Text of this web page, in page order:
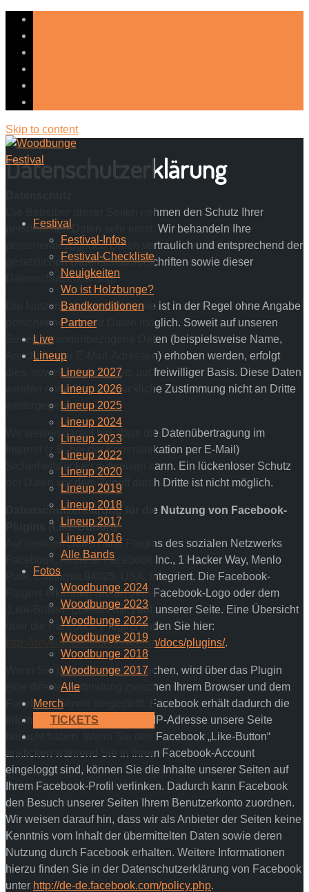
Skip to content
Festival
Festival-Infos
Festival-Checkliste
Neuigkeiten
Wo ist Holzbunge?
Bandkonditionen
Partner
Live
Lineup
Lineup 2027
Lineup 2026
Lineup 2025
Lineup 2024
Lineup 2023
Lineup 2022
Lineup 2020
Lineup 2019
Lineup 2018
Lineup 2017
Lineup 2016
Alle Bands
Fotos
Woodbunge 2024
Woodbunge 2023
Woodbunge 2022
Woodbunge 2019
Woodbunge 2018
Woodbunge 2017
Alle
Merch
TICKETS
Datenschutzerklärung
Die Betreiber dieser Seiten nehmen den Schutz Ihrer
persönlichen Daten sehr ernst. Wir behandeln Ihre
personenbezogenen Daten vertraulich und entsprechend der
gesetzlichen Datenschutzvorschriften sowie dieser
Datenschutzerklärung.
Die Nutzung unserer Webseite ist in der Regel ohne Angabe
personenbezogener Daten möglich. Soweit auf unseren
Seiten personenbezogene Daten (beispielsweise Name,
Anschrift oder E-Mail-Adressen) erhoben werden, erfolgt
dies, soweit möglich, stets auf freiwilliger Basis. Diese Daten
werden ohne Ihre ausdrückliche Zustimmung nicht an Dritte
weitergegeben.
Wir weisen darauf hin, dass die Datenübertragung im
Internet (z.B. bei der Kommunikation per E-Mail)
Sicherheitslücken aufweisen kann. Ein lückenloser Schutz
der Daten vor dem Zugriff durch Dritte ist nicht möglich.
Datenschutzerklärung für die Nutzung von Facebook-
Plugins (Like-Button)
Auf unseren Seiten sind Plugins des sozialen Netzwerks
Facebook, Anbieter Facebook Inc., 1 Hacker Way, Menlo
Park, California 94025, USA, integriert. Die Facebook-
Plugins erkennen Sie an dem Facebook-Logo oder dem
„Like-Button“ („Gefällt mir“) auf unserer Seite. Eine Übersicht
über die Facebook-Plugins finden Sie hier:
http://developers.facebook.com/docs/plugins/.
Wenn Sie unsere Seiten besuchen, wird über das Plugin
eine direkte Verbindung zwischen Ihrem Browser und dem
Facebook-Server hergestellt. Facebook erhält dadurch die
Information, dass Sie mit Ihrer IP-Adresse unsere Seite
besucht haben. Wenn Sie den Facebook „Like-Button“
anklicken während Sie in Ihrem Facebook-Account
eingeloggt sind, können Sie die Inhalte unserer Seiten auf
Ihrem Facebook-Profil verlinken. Dadurch kann Facebook
den Besuch unserer Seiten Ihrem Benutzerkonto zuordnen.
Wir weisen darauf hin, dass wir als Anbieter der Seiten keine
Kenntnis vom Inhalt der übermittelten Daten sowie deren
Nutzung durch Facebook erhalten. Weitere Informationen
hierzu finden Sie in der Datenschutzerklärung von Facebook
unter http://de-de.facebook.com/policy.php.